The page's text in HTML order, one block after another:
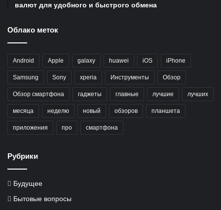
валют для удобного и быстрого обмена
Облако меток
Android Apple galaxy huawei iOS iPhone
Samsung Sony xperia Инструменты Обзор
Обзор смартфона гаджеты главные лучшие лучших
месяца неделю новый обзоров планшета
приложения про смартфона
Рубрики
Будущее
Бытовые вопросы